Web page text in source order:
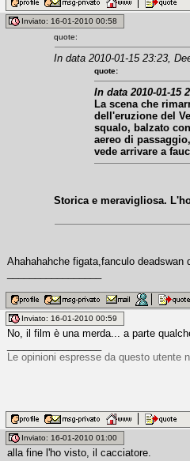
Inviato: 16-01-2010 00:58
quote:
In data 2010-01-15 23:23,
quote:
In data 2010-01-15
La scena che
dell'eruzione del
squalo, balzato
aereo di
vede arrivare a
Storica e meravigliosa.
Ahahahahche figata,fanculo
Inviato: 16-01-2010 00:59
No, il film è una merda... a parte
Le opinioni espresse da questo utente
Inviato: 16-01-2010 01:00
alla fine l'ho visto, il cacciatore.